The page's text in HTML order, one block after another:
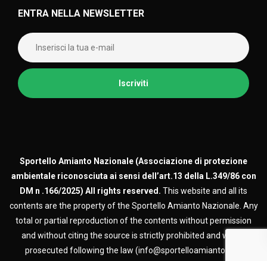
ENTRA NELLA NEWSLETTER
Sportello Amianto Nazionale (Associazione di protezione
ambientale riconosciuta ai sensi dell’art.13 della L.349/86 con
DM n .166/2025) All rights reserved. This website and all its
contents are the property of the Sportello Amianto Nazionale. Any
total or partial reproduction of the contents without permission
and without citing the source is strictly prohibited and will be
prosecuted following the law (info@sportelloamianto.org)